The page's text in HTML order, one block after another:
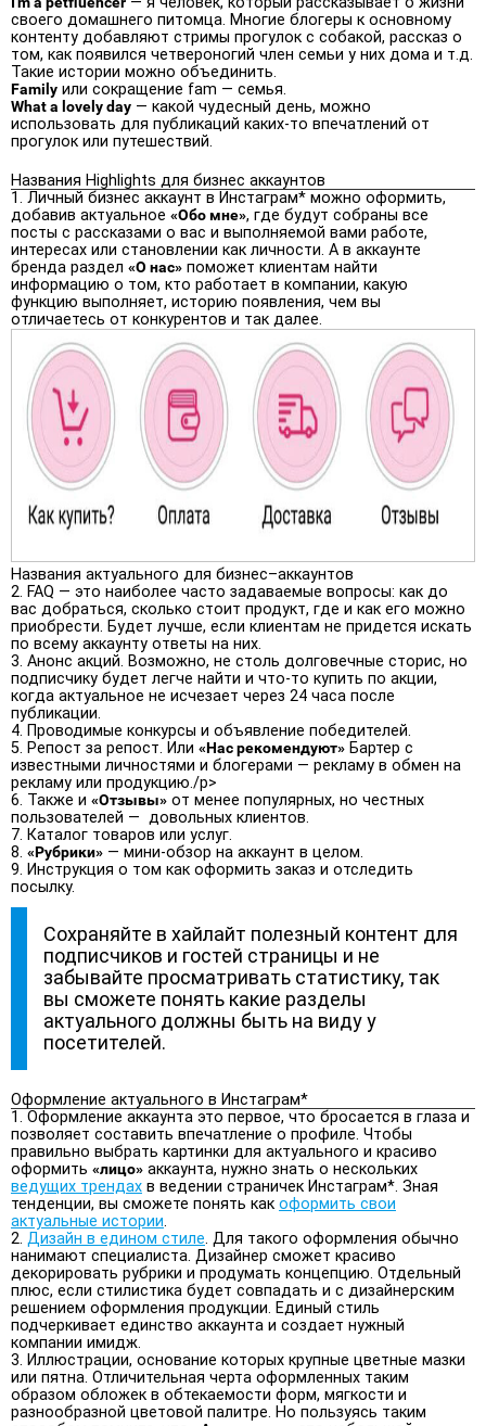
своего домашнего питомца. Многие блогеры к основному
контенту добавляют стримы прогулок с собакой, рассказ о
том, как появился четвероногий член семьи у них дома и т.д.
Такие истории можно объединить.
Family или сокращение fam — семья.
What a lovely day — какой чудесный день, можно
использовать для публикаций каких-то впечатлений от
прогулок или путешествий.
Названия Highlights для бизнес аккаунтов
Личный бизнес аккаунт в Инстаграм* можно оформить,
добавив актуальное «Обо мне», где будут собраны все
посты с рассказами о вас и выполняемой вами работе,
интересах или становлении как личности. А в аккаунте
бренда раздел «О нас» поможет клиентам найти
информацию о том, кто работает в компании, какую
функцию выполняет, историю появления, чем вы
отличаетесь от конкурентов и так далее.
Названия актуального для бизнес–аккаунтов
FAQ — это наиболее часто задаваемые вопросы: как до
вас добраться, сколько стоит продукт, где и как его можно
приобрести. Будет лучше, если клиентам не придется искать
по всему аккаунту ответы на них.
Анонс акций. Возможно, не столь долговечные сторис, но
подписчику будет легче найти и что-то купить по акции,
когда актуальное не исчезает через 24 часа после
публикации.
Проводимые конкурсы и объявление победителей.
Репост за репост. Или «Нас рекомендуют» Бартер с
известными личностями и блогерами — рекламу в обмен на
рекламу или продукцию./p>
Также и «Отзывы» от менее популярных, но честных
пользователей — довольных клиентов.
Каталог товаров или услуг.
«Рубрики» — мини-обзор на аккаунт в целом.
Инструкция о том как оформить заказ и отследить
посылку.
Сохраняйте в хайлайт полезный контент для
подписчиков и гостей страницы и не
забывайте просматривать статистику, так
вы сможете понять какие разделы
актуального должны быть на виду у
посетителей.
Оформление актуального в Инстаграм*
Оформление аккаунта это первое, что бросается в глаза и
позволяет составить впечатление о профиле. Чтобы
правильно выбрать картинки для актуального и красиво
оформить «лицо» аккаунта, нужно знать о нескольких
ведущих трендах в ведении страничек Инстаграм*. Зная
тенденции, вы сможете понять как оформить свои
актуальные истории.
Дизайн в едином стиле. Для такого оформления обычно
нанимают специалиста. Дизайнер сможет красиво
декорировать рубрики и продумать концепцию. Отдельный
плюс, если стилистика будет совпадать и с дизайнерским
решением оформления продукции. Единый стиль
подчеркивает единство аккаунта и создает нужный
компании имидж.
Иллюстрации, основание которых крупные цветные мазки
или пятна. Отличительная черта оформленных таким
образом обложек в обтекаемости форм, мягкости и
разнообразной цветовой палитре. Но пользуясь таким